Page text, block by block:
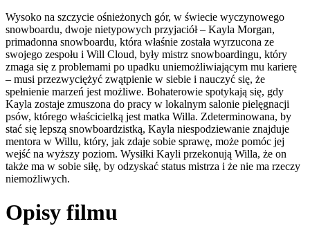
Wysoko na szczycie ośnieżonych gór, w świecie wyczynowego
snowboardu, dwoje nietypowych przyjaciół – Kayla Morgan,
primadonna snowboardu, która właśnie została wyrzucona ze
swojego zespołu i Will Cloud, były mistrz snowboardingu, który
zmaga się z problemami po upadku uniemożliwiającym mu karierę
– musi przezwyciężyć zwątpienie w siebie i nauczyć się, że
spełnienie marzeń jest możliwe. Bohaterowie spotykają się, gdy
Kayla zostaje zmuszona do pracy w lokalnym salonie pielęgnacji
psów, którego właścicielką jest matka Willa. Zdeterminowana, by
stać się lepszą snowboardzistką, Kayla niespodziewanie znajduje
mentora w Willu, który, jak zdaje sobie sprawę, może pomóc jej
wejść na wyższy poziom. Wysiłki Kayli przekonują Willa, że on
także ma w sobie siłę, by odzyskać status mistrza i że nie ma rzeczy
niemożliwych.
Opisy filmu